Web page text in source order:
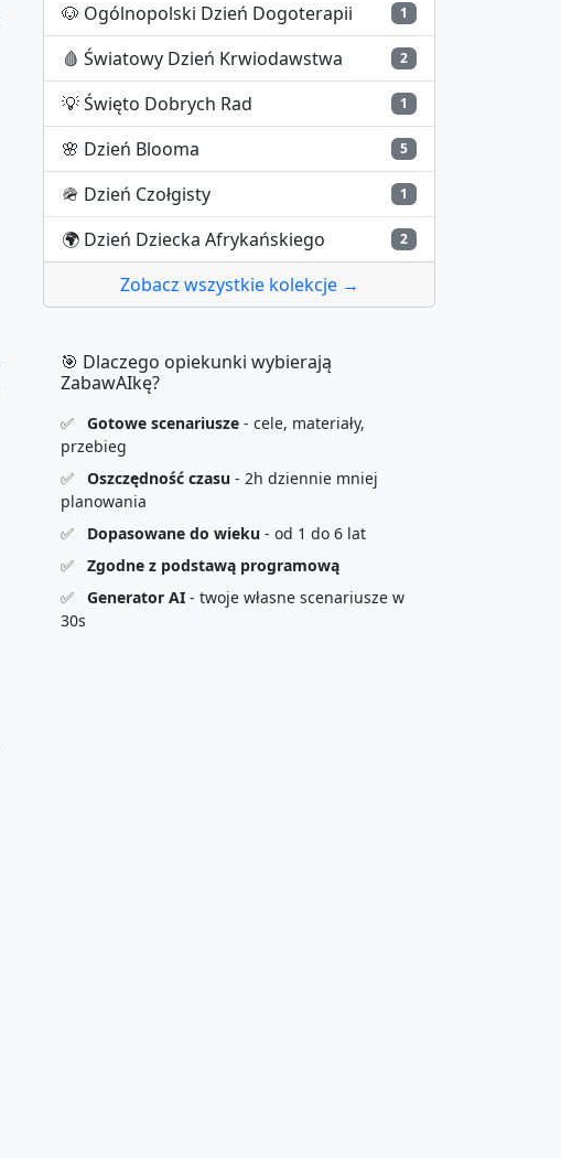
🐶 Ogólnopolski Dzień Dogoterapii 1
🩸 Światowy Dzień Krwiodawstwa 2
💡Święto Dobrych Rad 1
🌸 Dzień Blooma 5
🪖 Dzień Czołgisty 1
🌍 Dzień Dziecka Afrykańskiego 2
Zobacz wszystkie kolekcje →
🎯 Dlaczego opiekunki wybierają
ZabawAIkę?
✅ Gotowe scenariusze - cele, materiały,
przebieg
✅
Oszczędność czasu - 2h dziennie mniej
planowania
✅
Dopasowane do wieku - od 1 do 6 lat
✅
Zgodne z podstawą programową
✅
Generator AI - twoje własne scenariusze w
30s